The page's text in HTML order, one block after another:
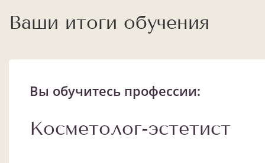
Ваши итоги обучения
Вы обучитесь профессии:
Косметолог-эстетист